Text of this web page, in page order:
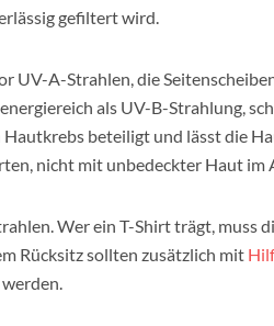
gefiltert wird.
UV-A-Strahlen, die
als UV-B-Strahlung,
beteiligt und lässt die
nicht mit unbedeckter Haut im
Wer ein T-Shirt trägt, muss
Rücksitz sollten zusätzlich mit